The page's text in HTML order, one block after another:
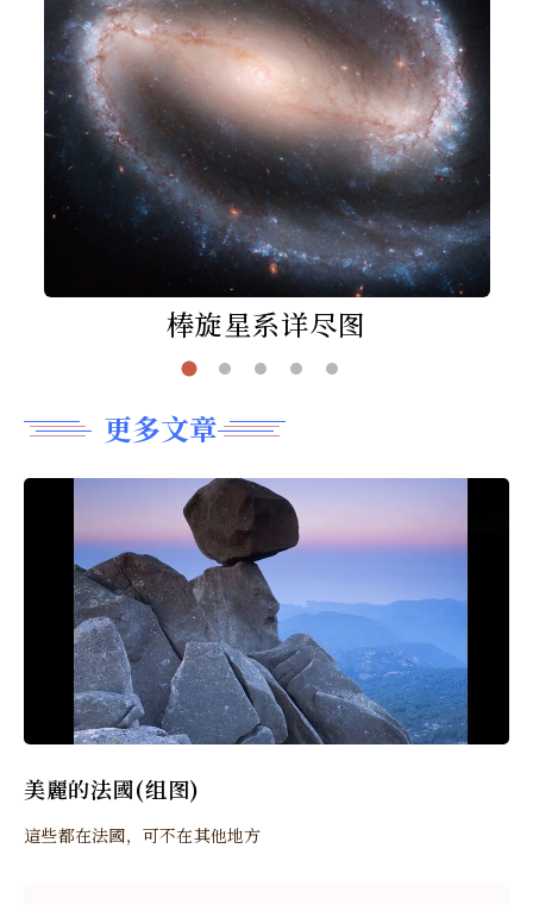
棒旋星系详尽图
更多文章
美麗的法國(组图)
這些都在法國，可不在其他地方